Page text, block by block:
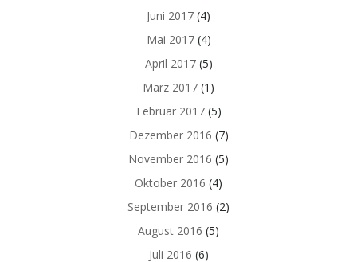
Juni 2017 (4)
Mai 2017(4)
April 2017(5)
März 2017 (1)
Februar 2017(5)
Dezember 2016 (7)
November 2016 (5)
Oktober 2016 (4)
September 2016 (2)
August 2016 (5)
Juli 2016 (6)